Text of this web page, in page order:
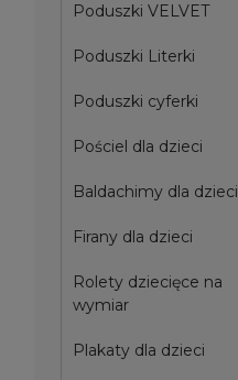
Poduszki VELVET
Poduszki Literki
Poduszki cyferki
Pościel dla dzieci
Baldachimy dla dzieci
Firany dla dzieci
Rolety dziecięce na
wymiar
Plakaty dla dzieci